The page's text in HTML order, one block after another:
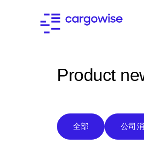
Product
全部 公司